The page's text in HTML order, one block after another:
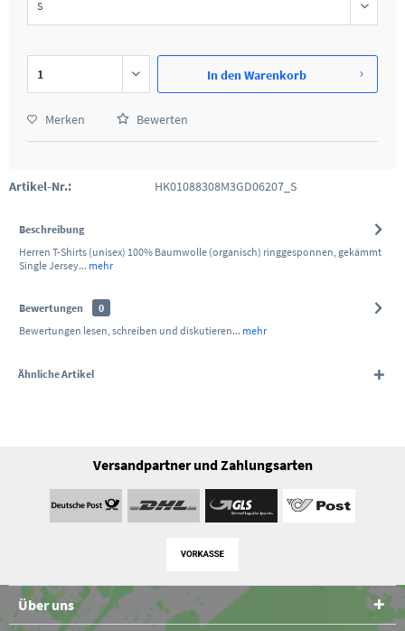
In denWarenkorb
Merken Bewerten
Artikel-Nr.: HK01088308M3GD06207_S
Beschreibung
Herren T-Shirts (unisex) 100% Baumwolle (organisch) ringgesponnen, gekämmt
Single Jersey... mehr
Bewertungen
0
Bewertungen lesen, schreiben und diskutieren... mehr
Ähnliche Artikel
Versandpartner und Zahlungsarten
Über uns